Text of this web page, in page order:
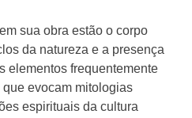
sua obra estão o corpo
da natureza e a presença
elementos frequentemente
evocam mitologias
espirituais da cultura